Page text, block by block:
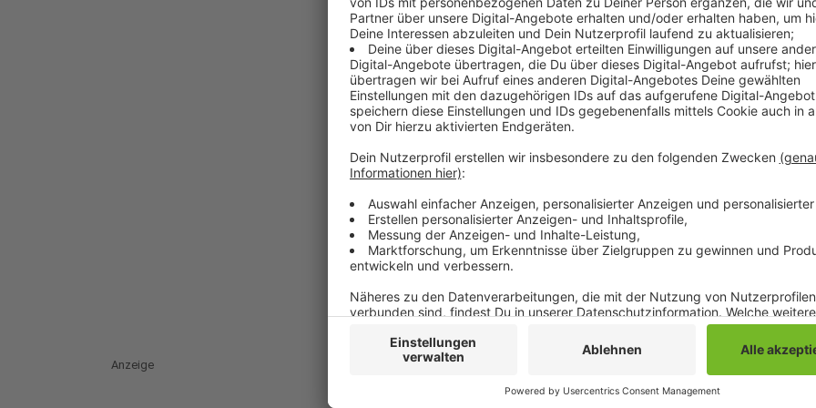
Comedy
Elvis Eifel - Das
Anzeige
Anzeige
Anzeige